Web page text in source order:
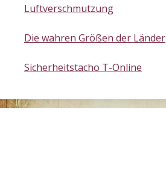
Luftverschmutzung
Die wahren Größen der Länder
Sicherheitstacho T-Online